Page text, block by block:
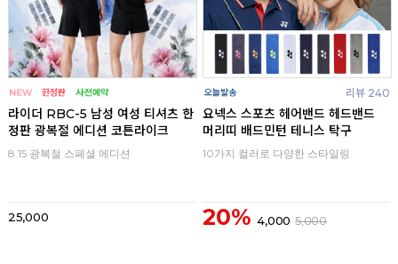
라이더 RBC-5 남성 여성 티셔츠 한
정판 광복절 에디션 코튼라이크
8.15 광복절 스페셜 에디션
25,000
리뷰 240
요넥스 스포츠 헤어밴드 헤드밴드
머리띠 배드민턴 테니스 탁구
10가지 컬러로 다양한 스타일링
20% 4,000 5,000